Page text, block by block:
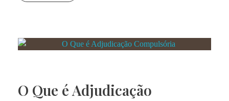
O Que é Adjudicação